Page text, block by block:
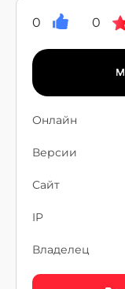
0 0
Онлайн
Версии
Сайт
IP
Владелец